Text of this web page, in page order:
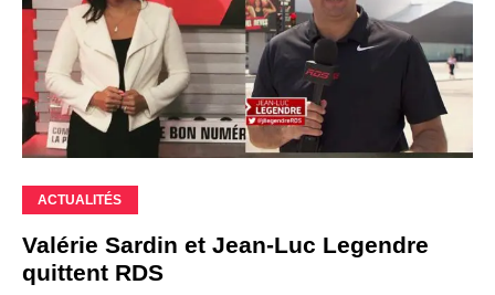
ACTUALITÉS
Valérie Sardin et Jean-Luc Legendre
quittent RDS